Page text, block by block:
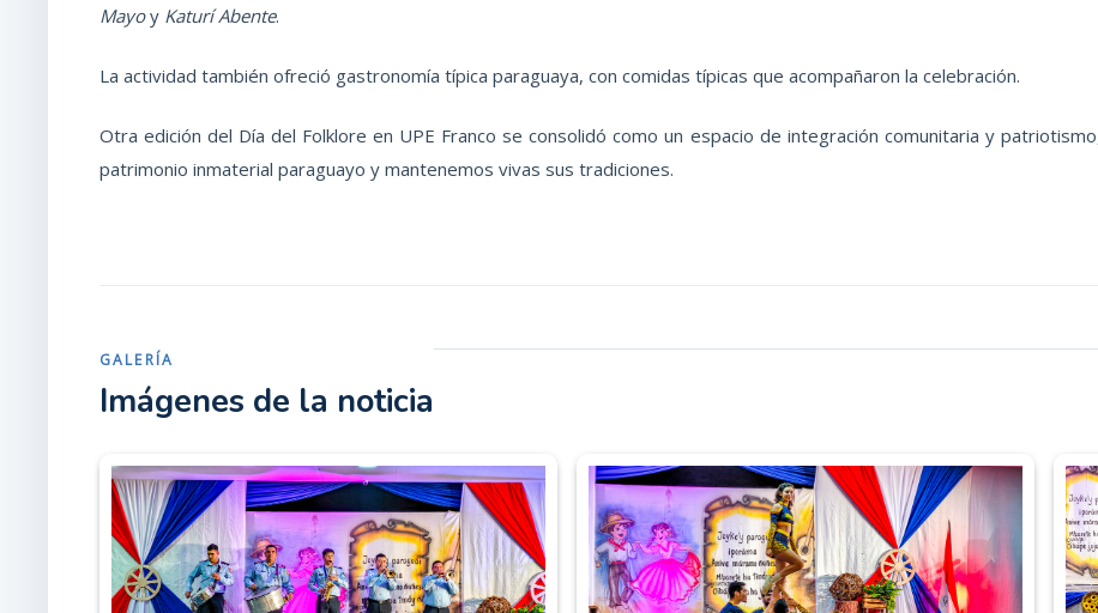
Mayoy Katurí Abente.
La actividad también ofreció gastronomía típica paraguaya, con comidas típicas que acompañaron la celebración.
Otra edición del Día del Folklore en UPE Franco se consolidó como un espacio de integración comunitaria y
patrimonio inmaterial paraguayo y mantenemos vivas sus tradiciones.
GALERÍA
Imágenes de la noticia